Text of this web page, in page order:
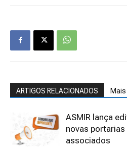
ARTIGOS RELACIONADOS
ASMIR lança
novas
associados